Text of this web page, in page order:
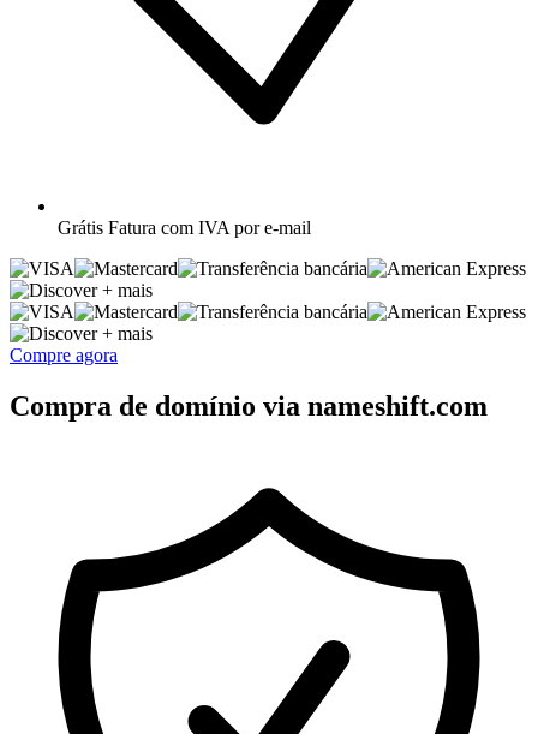
Grátis Fatura com IVA por e-mail
+ mais
+ mais
Compre agora
Compra de domínio via nameshift.com